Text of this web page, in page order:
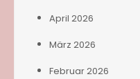
April 2026
März 2026
Februar 2026